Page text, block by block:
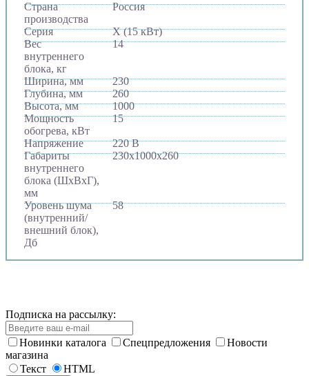
Страна
производства
Россия
Серия
X (15 кВт)
Вес
внутреннего
блока, кг
14
Ширина, мм
230
Глубина, мм
260
Высота, мм
1000
Мощность
обогрева, кВт
15
Напряжение
220 В
Габариты
внутреннего
блока (ШхВхГ),
мм
230х1000х260
Уровень шума
(внутренний/
внешний блок),
Дб
58
Подписка на рассылку:
Новинки каталога Спецпредложения
Новости
магазина
Текст
HTML